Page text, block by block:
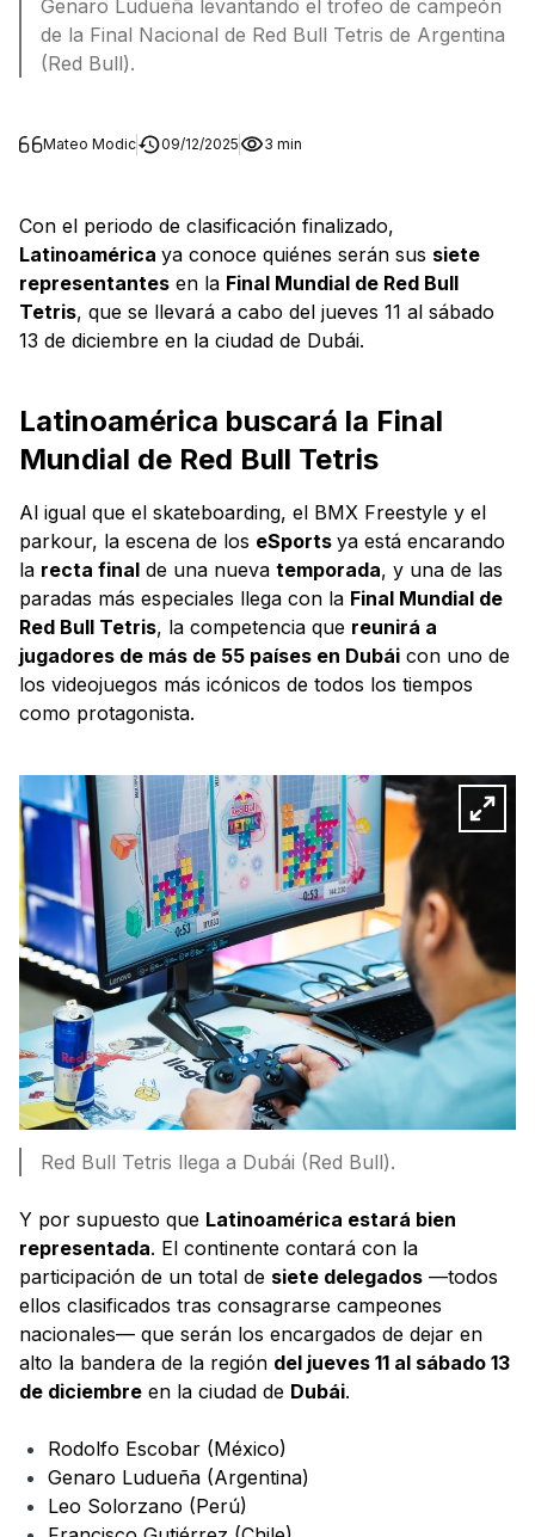
Genaro Ludueña levantando el trofeo de campeón
de la Final Nacional de Red Bull Tetris de Argentina
(Red Bull).
Mateo Modic 09/12/2025 3 min
Con el periodo de clasificación finalizado,
Latinoamérica ya conoce quiénes serán sus siete
representantes en la Final Mundial de Red Bull
Tetris, que se llevará a cabo del jueves 11 al sábado
13 de diciembre en la ciudad de Dubái.
Latinoamérica buscará la Final
Mundial de Red Bull Tetris
Al igual que el skateboarding, el BMX Freestyle y el
parkour, la escena de los eSports ya está encarando
la recta final de una nueva temporada, y una de las
paradas más especiales llega con la Final Mundial de
Red Bull Tetris, la competencia que reunirá a
jugadores de más de 55 países en Dubái con uno de
los videojuegos más icónicos de todos los tiempos
como protagonista.
Red Bull Tetris llega a Dubái (Red Bull).
Y por supuesto que Latinoamérica estará bien
representada. El continente contará con la
participación de un total de siete delegados —todos
ellos clasificados tras consagrarse campeones
nacionales— que serán los encargados de dejar en
alto la bandera de la región del jueves 11 al sábado 13
de diciembre en la ciudad de Dubái.
Rodolfo Escobar (México)
Genaro Ludueña (Argentina)
Leo Solorzano (Perú)